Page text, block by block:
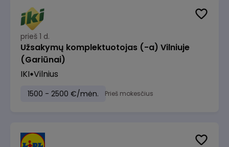
prieš 1 d.
Užsakymų komplektuotojas (-a) Vilniuje
(Gariūnai)
IKI Vilnius
1500 - 2500 €/mėn. Prieš mokesčius